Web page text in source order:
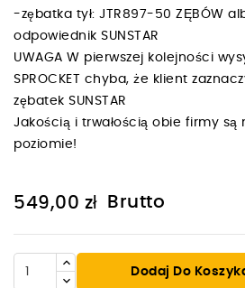
-zębatka tył: JTR897-50 ZĘBÓW
odpowiednik SUNSTAR
UWAGA W pierwszej kolejności
SPROCKET chyba, że klient
zębatek SUNSTAR
Jakością i trwałością obie firmy
poziomie!
549,00 zł Brutto
Dodaj Do